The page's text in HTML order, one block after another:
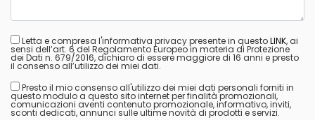
Letta e compresa l'informativa privacy presente in questoLINK, ai
sensi dell’art. 6 del Regolamento Europeo in materia di Protezione
dei Dati n. 679/2016, dichiaro di essere maggiore di 16 anni e presto
il consenso all’utilizzo dei miei dati.
Presto il mio consenso all'utilizzo dei miei dati personali forniti in
questo modulo a questo sito internet per finalità promozionali,
comunicazioni aventi contenuto promozionale, informativo, inviti,
sconti dedicati, annunci sulle ultime novità di prodotti e servizi.